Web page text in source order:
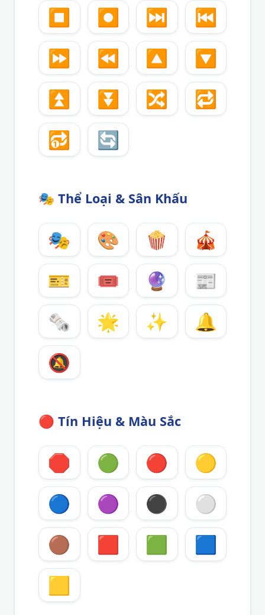
⏹️
⏺️ ⏭️
⏮️
⏩
⏪ 🔼
🔽
⏫
⏬ 🔀
🔁
🔂
🔄
🎭 Thể Loại & Sân Khấu
🎭 🎨 🍿
🎪
🎫
🎟️ 🔮
📰
🗞️
🌟 ✨
🔔
🔕
🔴 Tín Hiệu & Màu Sắc
🛑 🟢 🔴
🟡
🔵
🟣 ⚫
⚪
🟤
🟥 🟩
🟦
🟨